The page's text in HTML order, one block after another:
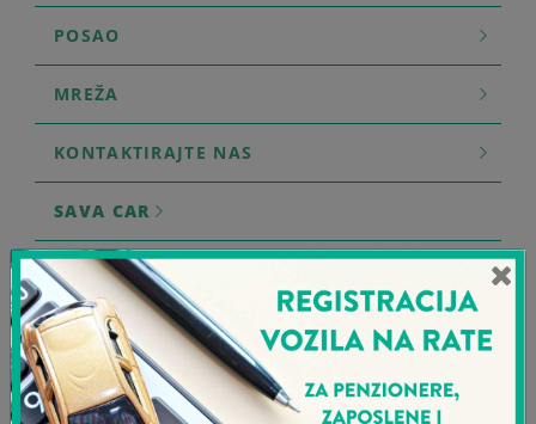
POSAO
MREŽA
KONTAKTIRAJTE NAS
SAVA CAR
SAVA AGENT
Novosti